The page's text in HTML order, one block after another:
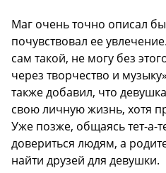
Маг очень точно описал
почувствовал ее
сам такой, не могу без
через творчество и
также добавил, что
свою личную жизнь, хотя
Уже позже, общаясь тет-а-
довериться людям, а
найти друзей для девушки.